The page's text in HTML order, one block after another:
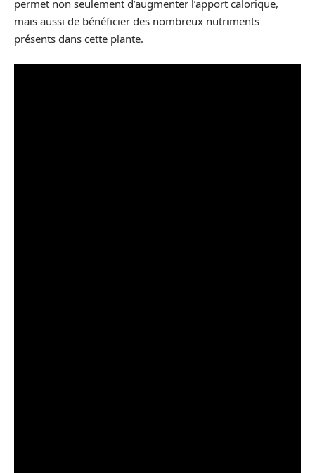
permet non seulement d’augmenter l’apport calorique,
mais aussi de bénéficier des nombreux nutriments
présents dans cette plante.